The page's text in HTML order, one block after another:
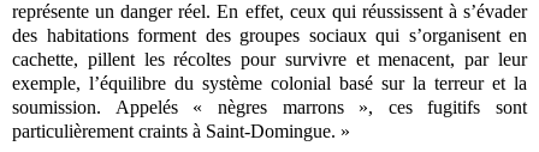
représente un danger réel. En effet, ceux qui réussissent à s’évader
des habitations forment des groupes sociaux qui s’organisent en
cachette, pillent les récoltes pour survivre et menacent, par leur
exemple, l’équilibre du système colonial basé sur la terreur et la
soumission. Appelés « nègres marrons », ces fugitifs sont
particulièrement craints à Saint-Domingue. »